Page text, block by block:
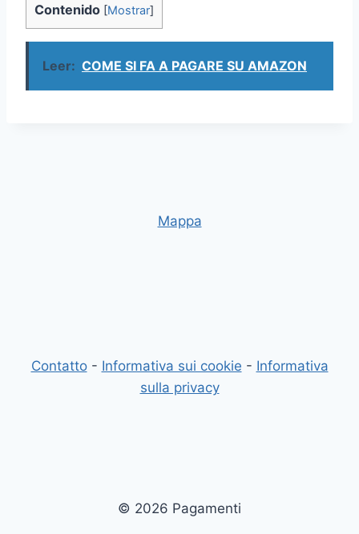
Contenido [Mostrar]
Leer: COME SI FA A PAGARE SU AMAZON
Mappa
Contatto- Informativa sui cookie - Informativa
sulla privacy
© 2026 Pagamenti